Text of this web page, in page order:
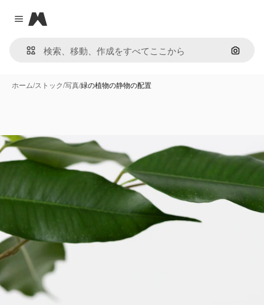
Close menu
Magnific
画像で
ホーム/ストック/写真/緑の植物の静物の配置